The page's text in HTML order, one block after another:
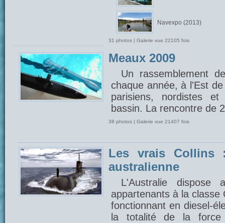
Navexpo (2013)
31 photos | Galerie vue 22105 fois
Meaux 2009
Un rassemblement
chaque année, à l'Est
parisiens, nordistes
bassin. La rencontre de
38 photos | Galerie vue 21407 fois
Les vrais Collins
australienne
L'Australie dispose
appartenants à la classe
fonctionnant en diesel-
la totalité de la force